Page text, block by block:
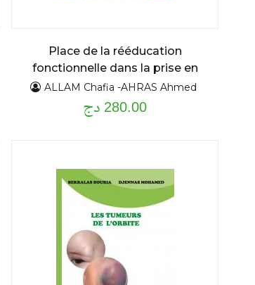
Place de la rééducation
fonctionnelle dans la prise en
charge de la spondylarthrite
ankylosante
ALLAM Chafia -AHRAS Ahmed
280.00 دج